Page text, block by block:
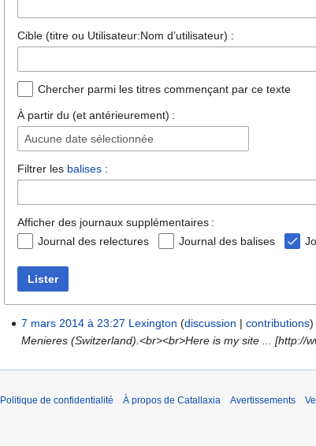
Cible (titre ou Utilisateur:Nom d’utilisateur) :
Chercher parmi les titres commençant par ce texte
À partir du (et antérieurement) :
Aucune date sélectionnée
Filtrer les balises :
Afficher des journaux supplémentaires :
Journal des relectures
Journal des balises
Lister
7 mars 2014 à 23:27 Lexington discussion contributions
Menieres (Switzerland).<br><br>Here is my site ...
Politique de confidentialité À propos de Catallaxia Avertissements